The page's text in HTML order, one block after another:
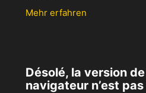
Mehr erfahren
Désolé, la version
navigateur n’est